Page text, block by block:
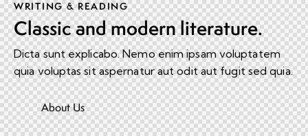
WRITING & READING
Classic and modern literature.
Dicta sunt explicabo. Nemo enim ipsam voluptatem
quia voluptas sit aspernatur aut odit aut fugit sed quia.
About Us